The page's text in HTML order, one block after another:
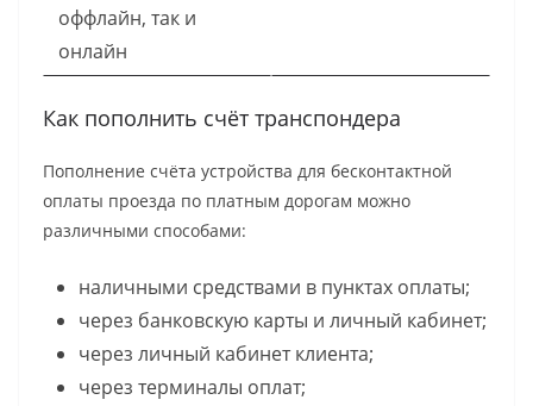
оффлайн, так и
онлайн
Как пополнить счёт транспондера
Пополнение счёта устройства для бесконтактной
оплаты проезда по платным дорогам можно
различными способами:
наличными средствами в пунктах оплаты;
через банковскую карты и личный кабинет;
через личный кабинет клиента;
через терминалы оплат;